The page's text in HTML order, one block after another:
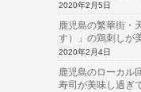
2020年2月5日
鹿児島の繁華街・
す）」の鶏刺しが
2020年2月4日
鹿児島のローカル
寿司が美味し過ぎ